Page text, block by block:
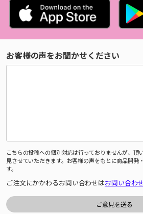
お客様の声をお聞かせください
こちらの投稿への個別対応は行っておりませんが、頂
見させていただきます。お客様の声をもとに商品開発
す。
ご注文にかかわるお問い合わせはお問い合わ